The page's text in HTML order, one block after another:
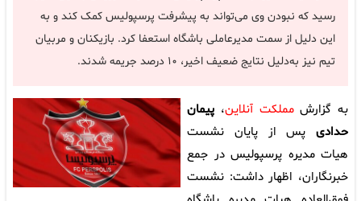
رسید که نبودن وی می‌تواند به پیشرفت پرسپولیس کمک کند و به
این دلیل از سمت مدیرعاملی باشگاه استعفا کرد. بازیکنان و مربیان
تیم نیز به‌دلیل نتایج ضعیف اخیر، ۱۰ درصد جریمه شدند.
به گزارشمملکت آنلاین، پیمان
حدادی پس از پایان نشست
هیات مدیره پرسپولیس در جمع
خبرنگاران، اظهار داشت: نشست